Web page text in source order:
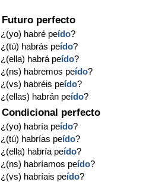
Futuro perfecto
¿(yo) habré peído?
¿(tú) habrás peído?
¿(ella) habrá peído?
¿(ns) habremos peído?
¿(vs) habréis peído?
¿(ellas) habrán peído?
Condicional perfecto
¿(yo) habría peído?
¿(tú) habrías peído?
¿(ella) habría peído?
¿(ns) habríamos peído?
¿(vs) habríais peído?